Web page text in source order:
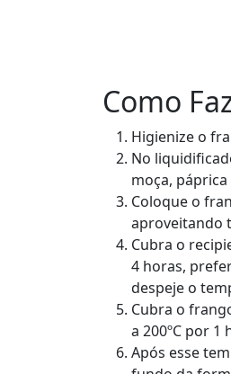
Como
Higienize o
No
moça,
Coloque o
aproveitando
Cubra o
4 horas,
despeje o
Cubra o
a 200ºC por 1
Após esse